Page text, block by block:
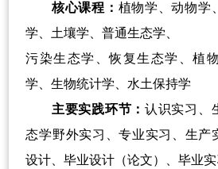
核心课程： 植物学、动物学
学、土壤学、普通生态学、
污染生态学、恢复生态学、植
学、生物统计学、水土保持学
主要实践环节： 认识实习、
态学野外实习、专业实习、生产
设计、毕业设计（论文）、毕业实